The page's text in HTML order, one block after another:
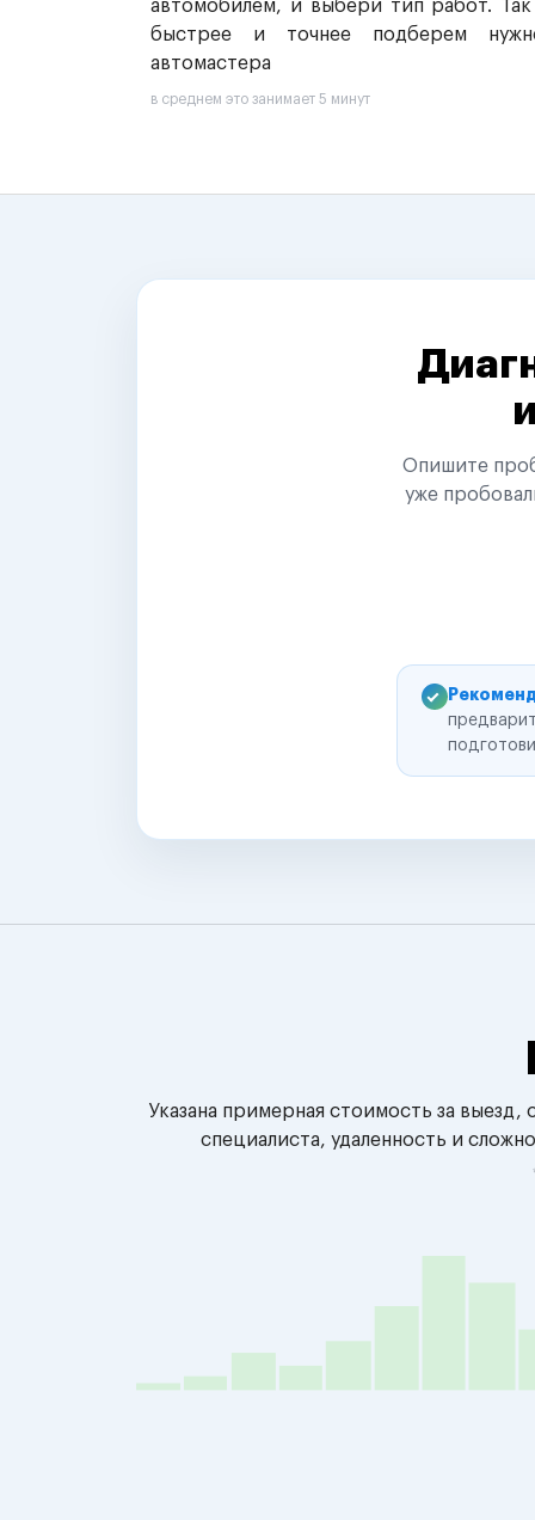
автомобилем, и выбери тип работ.
быстрее и точнее подберем
автомастера
в среднем это занимает 5 минут
Опишите
уже
Указана примерная стоимость за
специалиста, удаленность и